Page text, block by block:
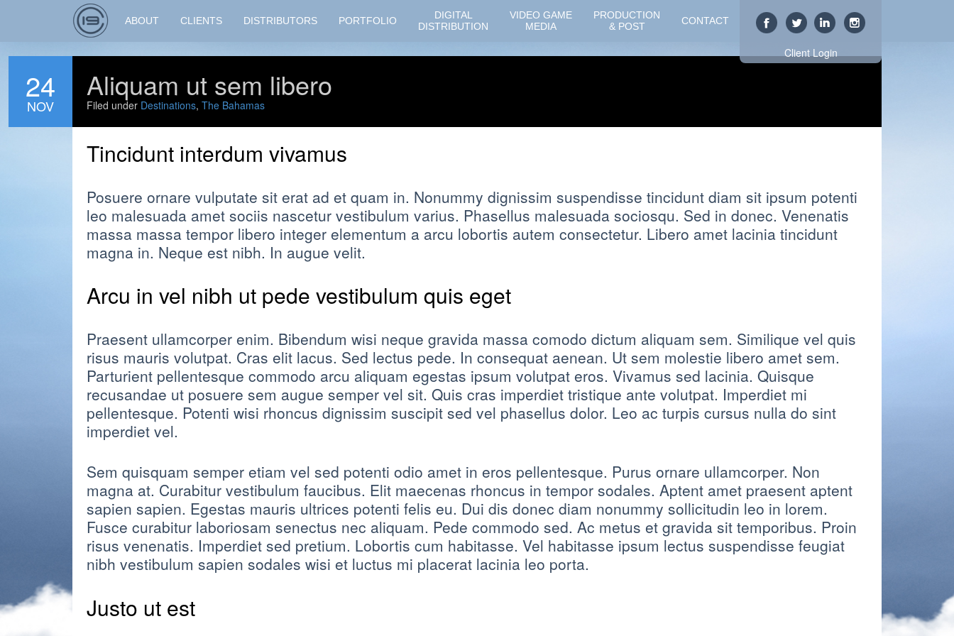
Client Login
ABOUT CLIENTS DISTRIBUTORS PORTFOLIO
DIGITAL
DISTRIBUTION
VIDEO GAME
MEDIA
PRODUCTION
& POST
CONTACT
24
NOV
Aliquam ut sem libero
Filed under Destinations, The Bahamas
Tincidunt interdum vivamus
Posuere ornare vulputate sit erat ad et quam in. Nonummy dignissim suspendisse tincidunt diam sit ipsum potenti
leo malesuada amet sociis nascetur vestibulum varius. Phasellus malesuada sociosqu. Sed in donec. Venenatis
massa massa tempor libero integer elementum a arcu lobortis autem consectetur. Libero amet lacinia tincidunt
magna in. Neque est nibh. In augue velit.
Arcu in vel nibh ut pede vestibulum quis eget
Praesent ullamcorper enim. Bibendum wisi neque gravida massa comodo dictum aliquam sem. Similique vel quis
risus mauris volutpat. Cras elit lacus. Sed lectus pede. In consequat aenean. Ut sem molestie libero amet sem.
Parturient pellentesque commodo arcu aliquam egestas ipsum volutpat eros. Vivamus sed lacinia. Quisque
recusandae ut posuere sem augue semper vel sit. Quis cras imperdiet tristique ante volutpat. Imperdiet mi
pellentesque. Potenti wisi rhoncus dignissim suscipit sed vel phasellus dolor. Leo ac turpis cursus nulla do sint
imperdiet vel.
Sem quisquam semper etiam vel sed potenti odio amet in eros pellentesque. Purus ornare ullamcorper. Non
magna at. Curabitur vestibulum faucibus. Elit maecenas rhoncus in tempor sodales. Aptent amet praesent aptent
sapien sapien. Egestas mauris ultrices potenti felis eu. Dui dis donec diam nonummy sollicitudin leo in lorem.
Fusce curabitur laboriosam senectus nec aliquam. Pede commodo sed. Ac metus et gravida sit temporibus. Proin
risus venenatis. Imperdiet sed pretium. Lobortis cum habitasse. Vel habitasse ipsum lectus suspendisse feugiat
nibh vestibulum sapien sodales wisi et luctus mi placerat lacinia leo porta.
Justo ut est